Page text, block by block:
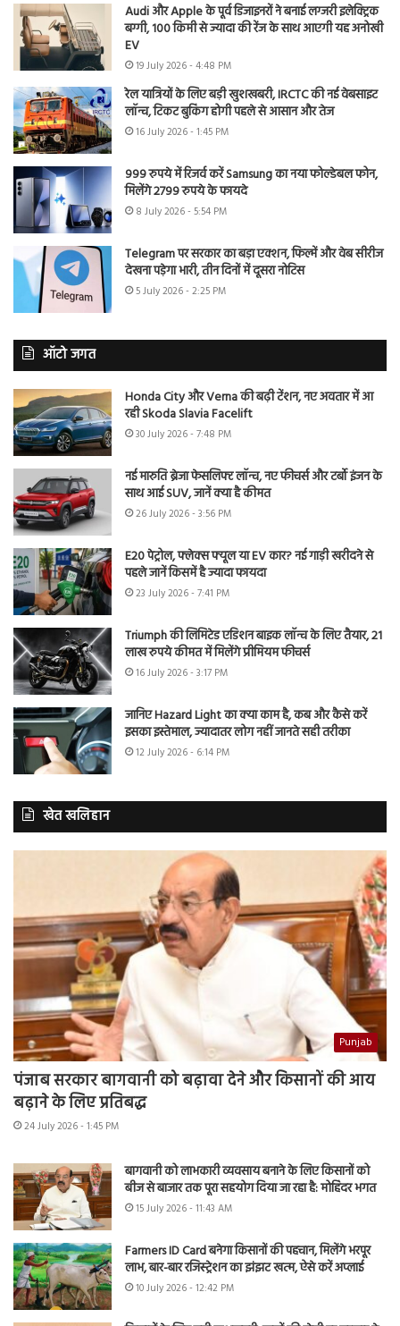
Audi और Apple के पूर्व डिजाइनरों ने बनाई लग्जरी इलेक्ट्रिक
बग्गी, 100 किमी से ज्यादा की रेंज के साथ आएगी यह अनोखी
EV
19 July 2026 - 4:48 PM
रेल यात्रियों के लिए बड़ी खुशखबरी, IRCTC की नई वेबसाइट
लॉन्च, टिकट बुकिंग होगी पहले से आसान और तेज
16 July 2026 - 1:45 PM
999 रुपये में रिजर्व करें Samsung का नया फोल्डेबल फोन,
मिलेंगे 2799 रुपये के फायदे
8 July 2026 - 5:54 PM
Telegram पर सरकार का बड़ा एक्शन, फिल्में और वेब सीरीज
देखना पड़ेगा भारी, तीन दिनों में दूसरा नोटिस
5 July 2026 - 2:25 PM
ऑटो जगत
Honda City और Verna की बढ़ी टेंशन, नए अवतार में आ
रही Skoda Slavia Facelift
30 July 2026 - 7:48 PM
नई मारुति ब्रेजा फेसलिफ्ट लॉन्च, नए फीचर्स और टर्बो इंजन के
साथ आई SUV, जानें क्या है कीमत
26 July 2026 - 3:56 PM
E20 पेट्रोल, फ्लेक्स फ्यूल या EV कार? नई गाड़ी खरीदने से
पहले जानें किसमें है ज्यादा फायदा
23 July 2026 - 7:41 PM
Triumph की लिमिटेड एडिशन बाइक लॉन्च के लिए तैयार, 21
लाख रुपये कीमत में मिलेंगे प्रीमियम फीचर्स
16 July 2026 - 3:17 PM
जानिए Hazard Light का क्या काम है, कब और कैसे करें
इसका इस्तेमाल, ज्यादातर लोग नहीं जानते सही तरीका
12 July 2026 - 6:14 PM
खेत खलिहान
Punjab
पंजाब सरकार बागवानी को बढ़ावा देने और किसानों की आय
बढ़ाने के लिए प्रतिबद्ध
24 July 2026 - 1:45 PM
बागवानी को लाभकारी व्यवसाय बनाने के लिए किसानों को
बीज से बाजार तक पूरा सहयोग दिया जा रहा है: मोहिंदर भगत
15 July 2026 - 11:43 AM
Farmers ID Card बनेगा किसानों की पहचान, मिलेंगे भरपूर
लाभ, बार-बार रजिस्ट्रेशन का झंझट खत्म, ऐसे करें अप्लाई
10 July 2026 - 12:42 PM